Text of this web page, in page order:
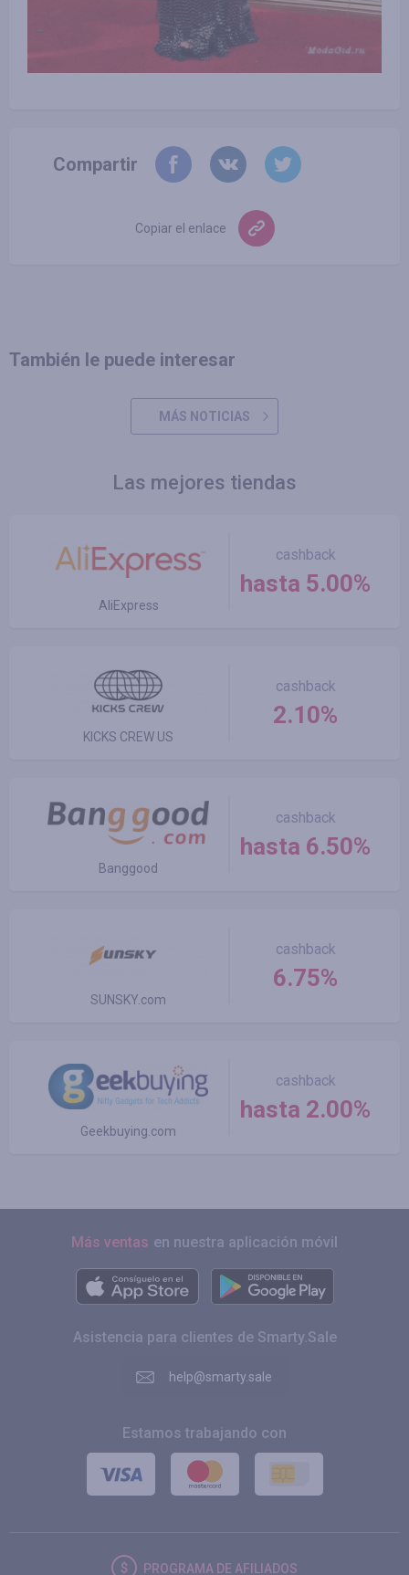
Compartir
Copiar el enlace
También le puede interesar
MÁS NOTICIAS
Las mejores tiendas
AliExpress
cashback
hasta 5.00%
KICKS CREW US
cashback
2.10%
Banggood
cashback
hasta 6.50%
SUNSKY.com
cashback
6.75%
Geekbuying.com
cashback
hasta 2.00%
Más ventas en nuestra aplicación móvil
Asistencia para clientes de Smarty.Sale
help@smarty.sale
Estamos trabajando con
PROGRAMA DE AFILIADOS